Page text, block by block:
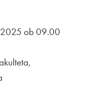
ob 09.00